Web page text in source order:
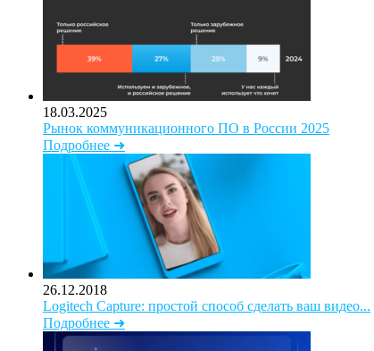
18.03.2025
Рынок коммуникационного ПО в России 2025
Подробнее ➜
26.12.2018
Logitech Capture: простой способ сделать ваш видео...
Подробнее ➜